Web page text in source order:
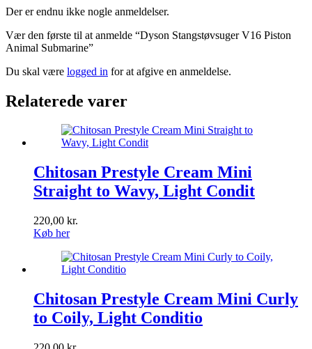
Der er endnu ikke nogle anmeldelser.
Vær den første til at anmelde “Dyson Stangstøvsuger V16 Piston
Animal Submarine”
Du skal være logged in for at afgive en anmeldelse.
Relaterede varer
Chitosan Prestyle Cream Mini
Straight to Wavy, Light Condit
220,00 kr.
Køb her
Chitosan Prestyle Cream Mini Curly
to Coily, Light Conditio